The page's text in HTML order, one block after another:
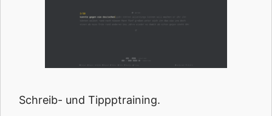
Schreib- und Tippptraining.